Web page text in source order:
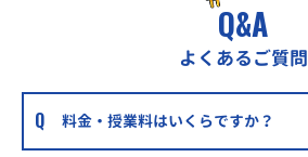
Q&A
よくあるご質問
料金・授業料はいくらですか？